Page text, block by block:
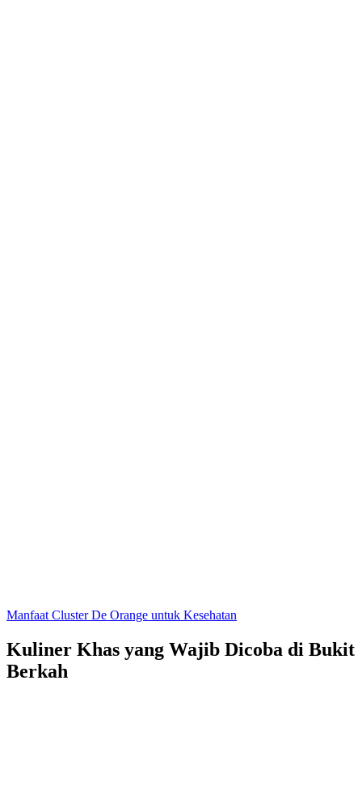
Manfaat Cluster De Orange untuk Kesehatan
Kuliner Khas yang Wajib Dicoba di Bukit
Berkah